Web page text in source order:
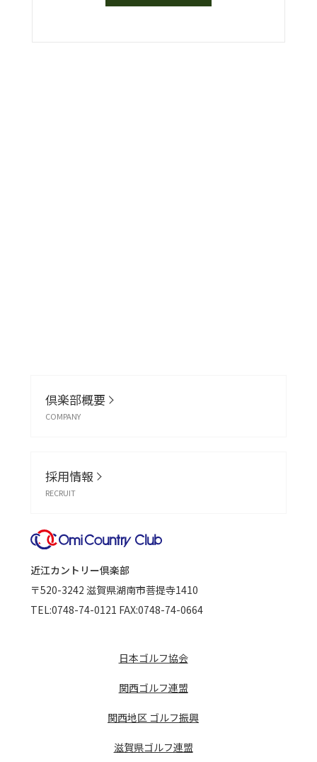
倶楽部概要
COMPANY
採用情報
RECRUIT
近江カントリー倶楽部
〒520-3242 滋賀県湖南市菩提寺1410
TEL:0748-74-0121 FAX:0748-74-0664
日本ゴルフ協会
関西ゴルフ連盟
関西地区 ゴルフ振興
滋賀県ゴルフ連盟